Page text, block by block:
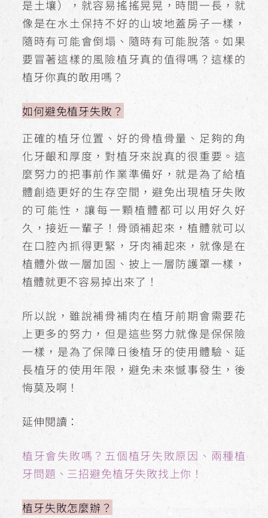
是土壤），就容易搖搖晃晃，時間一長，就
像是在水土保持不好的山坡地蓋房子一樣，
隨時有可能會倒塌、隨時有可能脫落。如果
要冒著這樣的風險植牙真的值得嗎？這樣的
植牙你真的敢用嗎？
如何避免植牙失敗？
正確的植牙位置、好的骨植骨量、足夠的角
化牙齦和厚度，對植牙來說真的很重要。這
麼努力的把事前作業準備好，就是為了給植
體創造更好的生存空間，避免出現植牙失敗
的可能性，讓每一顆植體都可以用好久好
久，接近一輩子！骨頭補起來，植體就可以
在口腔內抓得更緊，牙肉補起來，就像是在
植體外做一層加固、披上一層防護罩一樣，
植體就更不容易掉出來了！
所以說，雖說補骨補肉在植牙前期會需要花
上更多的努力，但是這些努力就像是保保險
一樣，是為了保障日後植牙的使用體驗、延
長植牙的使用年限，避免未來憾事發生，後
悔莫及啊！
延伸閱讀：
植牙會失敗嗎？五個植牙失敗原因、兩種植
牙問題、三招避免植牙失敗找上你！
植牙失敗怎麼辦？